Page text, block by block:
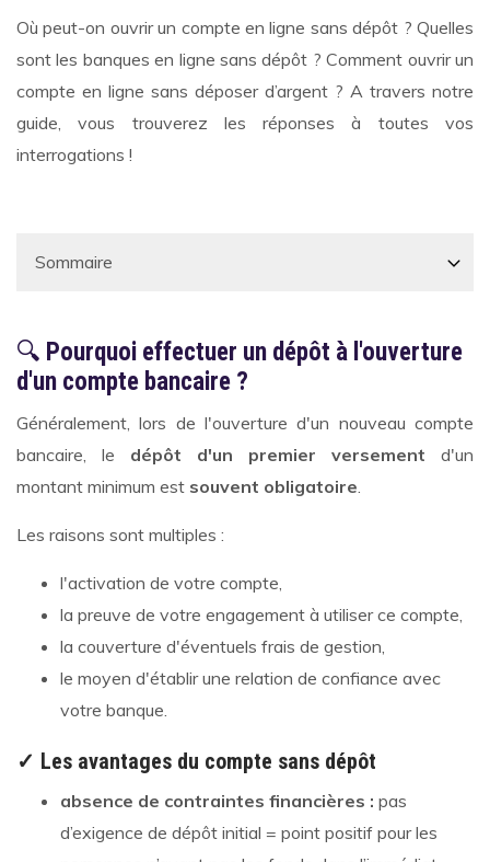
Où peut-on ouvrir un compte en ligne sans dépôt ? Quelles
sont les banques en ligne sans dépôt ? Comment ouvrir un
compte en ligne sans déposer d’argent ? A travers notre
guide, vous trouverez les réponses à toutes vos
interrogations !
🔍 Pourquoi effectuer un dépôt à l'ouverture
d'un compte bancaire ?
Généralement, lors de l'ouverture d'un nouveau compte
bancaire, le dépôt d'un premier versement d'un
montant minimum est souvent obligatoire.
Les raisons sont multiples :
l'activation de votre compte,
la preuve de votre engagement à utiliser ce compte,
la couverture d'éventuels frais de gestion,
le moyen d'établir une relation de confiance avec
votre banque.
✓ Les avantages du compte sans dépôt
absence de contraintes financières : pas
d’exigence de dépôt initial = point positif pour les